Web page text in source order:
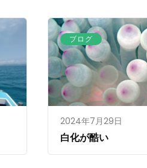
ブログ
2024年7月29日
白化が酷い